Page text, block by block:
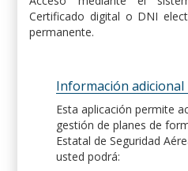
Certificado digital o DNI
permanente.
Información adicional
Esta aplicación permite
gestión de planes de
Estatal de Seguridad
usted podrá: